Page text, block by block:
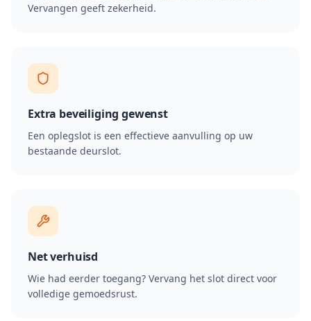
Vervangen geeft zekerheid.
Extra beveiliging gewenst
Een oplegslot is een effectieve aanvulling op uw
bestaande deurslot.
Net verhuisd
Wie had eerder toegang? Vervang het slot direct voor
volledige gemoedsrust.